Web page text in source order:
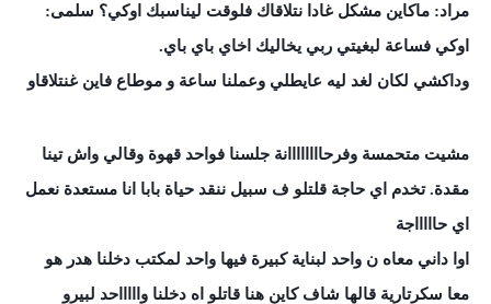
مراد: ماكاين مشكل غادا نتلاقاك فلوقت ليناسبك اوكي؟ سلمى:
اوكي فساعة لبغيتي ربي يخاليك اخاي باي باي.
وداكشي لكان لغد ليه عايطلي وعملنا ساعة و موطاع فاين غنتلاقاو
مشيت متحمسة وفرحاااااااانة جلسنا فواحد قهوة وقالي واش تينا
مقدة. تخدم اي حاجة قلتلو ف سبيل ننقد حياة بابا انا مستعدة نعمل
اي حاااااجة
اوا داني معاه ن واحد لبناية كبيرة فيها واحد لمكتب دخلنا هدر هو
معا سكرتارية قالها شاف كاين هنا قاتلو اه دخلنا واااااحد لبيرو